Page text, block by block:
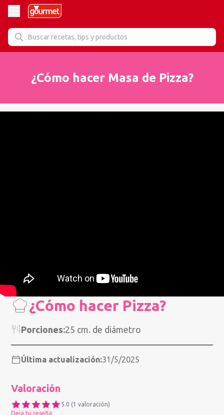
¿Cómo hacer Masa de Pizza?
¿Cómo hacer Pizza?
Porciones:25 cm. de diámetro
Última actualización:31/5/2025
Valoración
5.0 (1 valoración)
Deja tu reseña